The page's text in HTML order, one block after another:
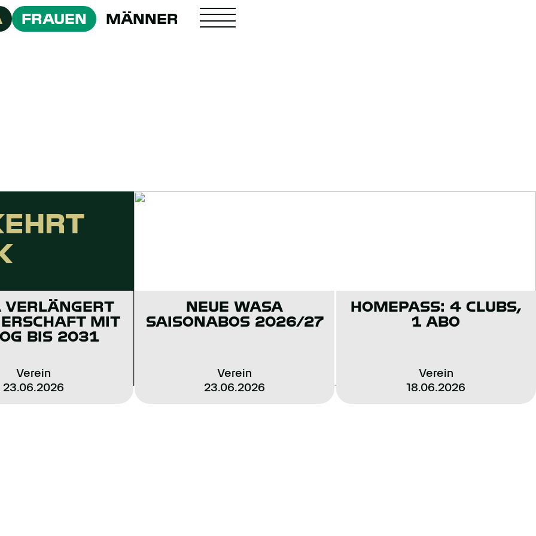
FRAUEN MÄNNER
kehrt nach acht
und verstärkt
2014 debütierte
Sie war
Jets-
VERLÄNGERT
MIT
BIS 2031
Verein
23.06.2026
NEUE WASA
SAISONABOS 2026/27
Verein
23.06.2026
HOMEPASS: 4 CLUBS,
1 ABO
Verein
18.06.2026